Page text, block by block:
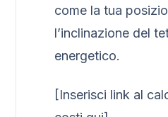
come la tua
l’inclinazione del
energetico.
[Inserisci link al